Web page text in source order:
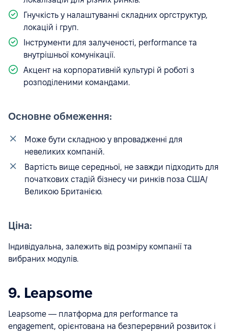
Гнучкість у налаштуванні складних оргструктур,
локацій і груп.
Інструменти для залученості, performance та
внутрішньої комунікації.
Акцент на корпоративній культурі й роботі з
розподіленими командами.
Основне обмеження:
Може бути складною у впровадженні для
невеликих компаній.
Вартість вище середньої, не завжди підходить для
початкових стадій бізнесу чи ринків поза США/
Великою Британією.
Ціна:
Індивідуальна, залежить від розміру компанії та
вибраних модулів.
9. Leapsome
Leapsome — платформа для performance та
engagement, орієнтована на безперервний розвиток і